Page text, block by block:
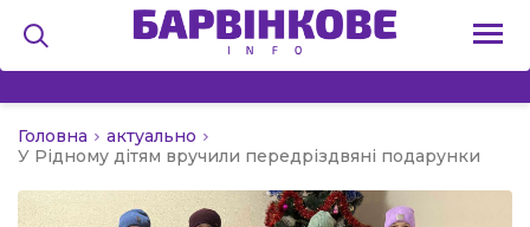
Головна
актуально
У Рідному дітям вручили передріздвяні подарунки